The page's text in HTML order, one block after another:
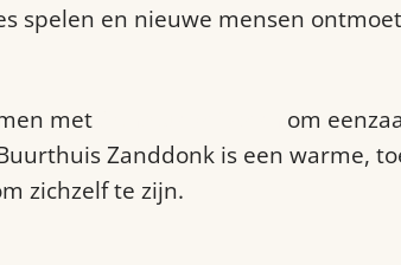
spelen en nieuwe mensen
met
om
Zanddonk is een warme,
zichzelf te zijn.